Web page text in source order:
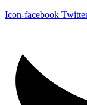
Icon-facebook